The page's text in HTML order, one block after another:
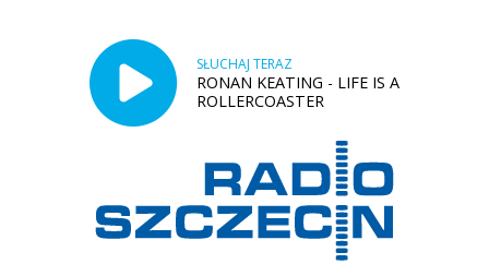
SŁUCHAJ TERAZ
RONAN KEATING - LIFE IS A
ROLLERCOASTER